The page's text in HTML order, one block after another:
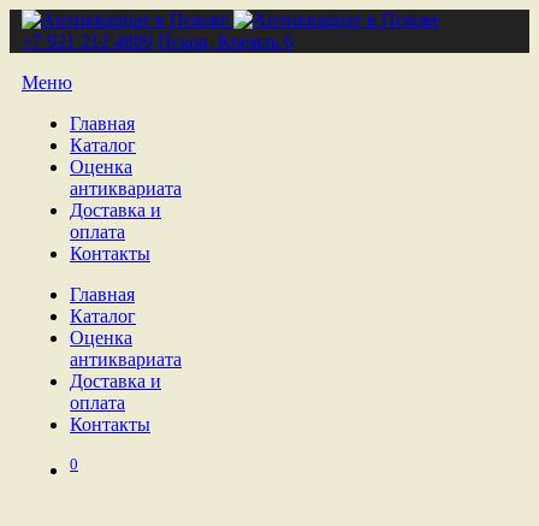
+7 921 212 4809 Псков, Кремль 6
Меню
Главная
Каталог
Оценка
антиквариата
Доставка и
оплата
Контакты
Главная
Каталог
Оценка
антиквариата
Доставка и
оплата
Контакты
0